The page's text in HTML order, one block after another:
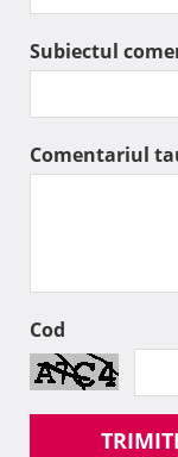
Subiectul
Comentariul
Cod